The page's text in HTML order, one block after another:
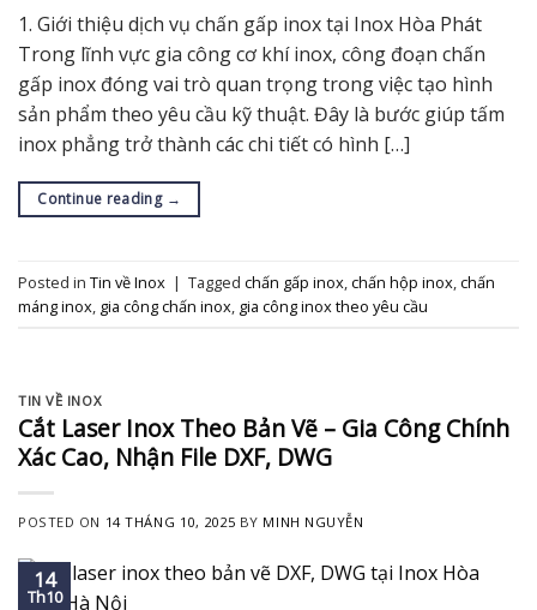
1. Giới thiệu dịch vụ chấn gấp inox tại Inox Hòa Phát
Trong lĩnh vực gia công cơ khí inox, công đoạn chấn
gấp inox đóng vai trò quan trọng trong việc tạo hình
sản phẩm theo yêu cầu kỹ thuật. Đây là bước giúp tấm
inox phẳng trở thành các chi tiết có hình […]
Continue reading →
Posted in Tin về Inox | Tagged chấn gấp inox,chấn hộp inox,chấn
máng inox, gia công chấn inox, gia công inox theo yêu cầu
TIN VỀ INOX
Cắt Laser Inox Theo Bản Vẽ – Gia Công Chính
Xác Cao, Nhận File DXF, DWG
POSTED ON 14 THÁNG 10, 2025 BY MINH NGUYỄN
14
Th10